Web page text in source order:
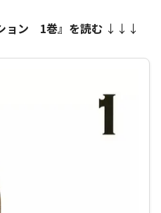
ョン 1巻』を読む ↓↓↓